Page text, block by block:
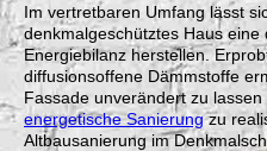
Im vertretbaren Umfang lässt
denkmalgeschütztes Haus
Energiebilanz herstellen.
diffusionsoffene Dämmstoffe
Fassade unverändert zu
energetische Sanierungzu
Altbausanierung im